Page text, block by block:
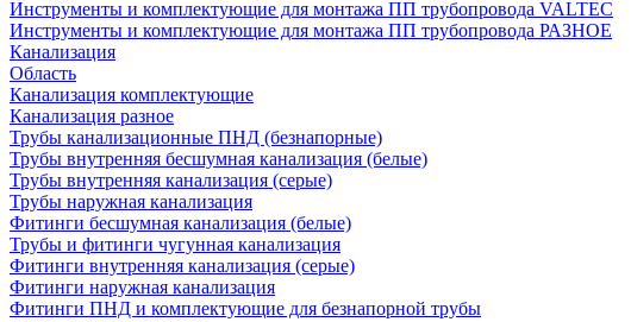
Инструменты и комплектующие для монтажа ПП трубопровода VALTEC
Инструменты и комплектующие для монтажа ПП трубопровода РАЗНОЕ
Канализация
Область
Канализация комплектующие
Канализация разное
Трубы канализационные ПНД (безнапорные)
Трубы внутренняя бесшумная канализация (белые)
Трубы внутренняя канализация (серые)
Трубы наружная канализация
Фитинги бесшумная канализация (белые)
Трубы и фитинги чугунная канализация
Фитинги внутренняя канализация (серые)
Фитинги наружная канализация
Фитинги ПНД и комплектующие для безнапорной трубы